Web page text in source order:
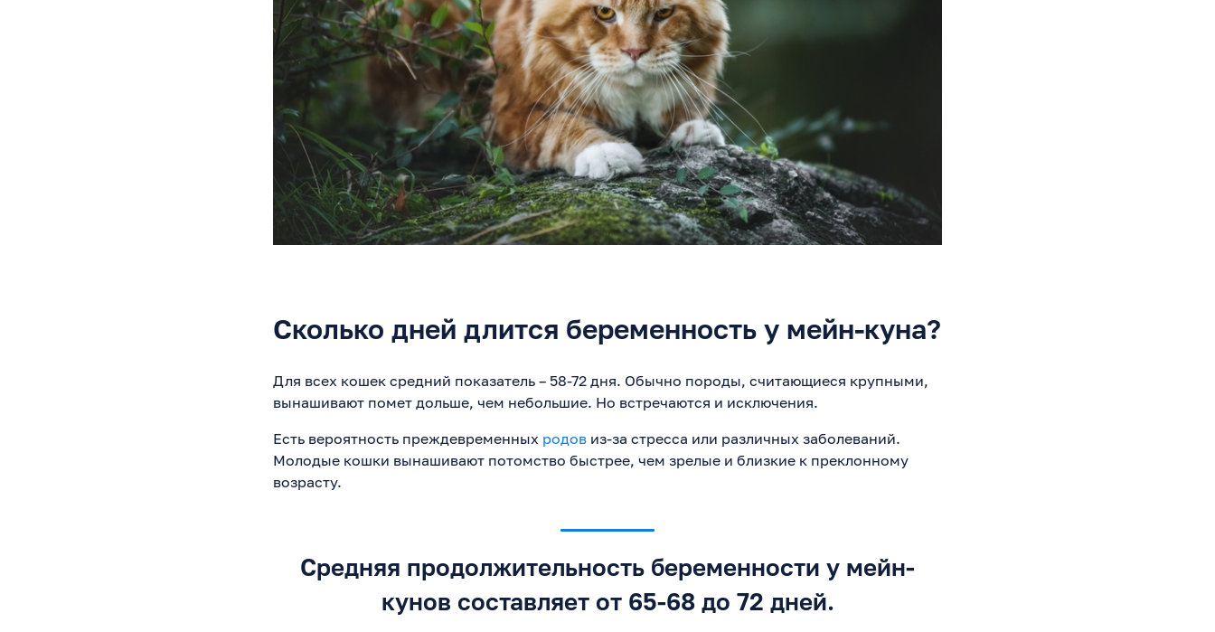
Сколько дней длится беременность у мейн-куна?
Для всех кошек средний показатель – 58-72 дня. Обычно породы, считающиеся крупными,
вынашивают помет дольше, чем небольшие. Но встречаются и исключения.
Есть вероятность преждевременных родов из-за стресса или различных заболеваний.
Молодые кошки вынашивают потомство быстрее, чем зрелые и близкие к преклонному
возрасту.
Средняя продолжительность беременности у мейн-
кунов составляет от 65-68 до 72 дней.